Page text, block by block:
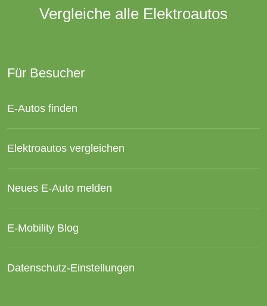
Vergleiche alle Elektroautos
Für Besucher
E-Autos finden
Elektroautos vergleichen
Neues E-Auto melden
E-Mobility Blog
Datenschutz-Einstellungen